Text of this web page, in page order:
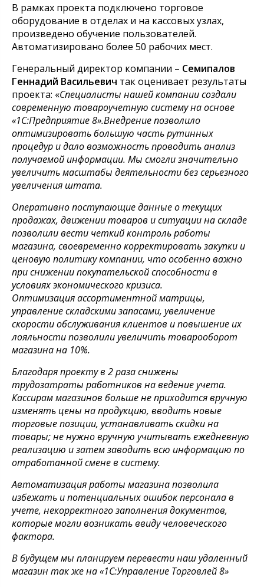
В рамках проекта подключено торговое
оборудование в отделах и на кассовых узлах,
произведено обучение пользователей.
Автоматизировано более 50 рабочих мест.
Генеральный директор компании – Семипалов
Геннадий Васильевич так оценивает результаты
проекта: «Специалисты нашей компании создали
современную товароучетную систему на основе
«1С:Предприятие 8».Внедрение позволило
оптимизировать большую часть рутинных
процедур и дало возможность проводить анализ
получаемой информации. Мы смогли значительно
увеличить масштабы деятельности без серьезного
увеличения штата.
Оперативно поступающие данные о текущих
продажах, движении товаров и ситуации на складе
позволили вести четкий контроль работы
магазина, своевременно корректировать закупки и
ценовую политику компании, что особенно важно
при снижении покупательской способности в
условиях экономического кризиса.
Оптимизация ассортиментной матрицы,
управление складскими запасами, увеличение
скорости обслуживания клиентов и повышение их
лояльности позволили увеличить товарооборот
магазина на 10%.
Благодаря проекту в 2 разa снижены
трудозатраты работников на ведение учета.
Кассирам магазинов больше не приходится вручную
изменять цены на продукцию, вводить новые
торговые позиции, устанавливать скидки на
товары; не нужно вручную учитывать ежедневную
реализацию и затем заводить всю информацию по
отработанной смене в систему.
Автоматизация работы магазина позволила
избежать и потенциальных ошибок персонала в
учете, некорректного заполнения документов,
которые могли возникать ввиду человеческого
фактора.
В будущем мы планируем перевести наш удаленный
магазин так же на «1С:Управление Торговлей 8»